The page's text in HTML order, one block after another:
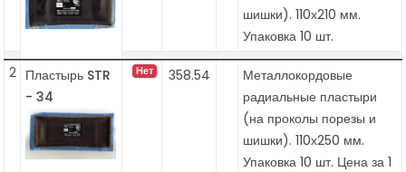
шишки). 110х210 мм.
Упаковка 10 шт.
2 Пластырь STR
- 34
Нет 358.54
Металлокордовые
радиальные пластыри
(на проколы порезы и
шишки). 110х250 мм.
Упаковка 10 шт. Цена за 1